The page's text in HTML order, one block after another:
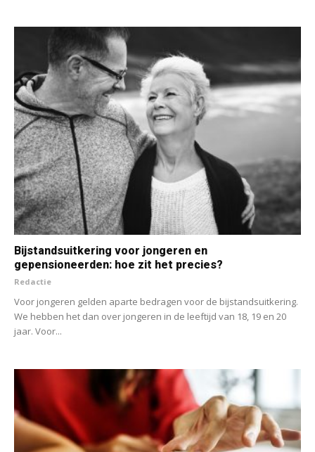
Bijstandsuitkering voor jongeren en
gepensioneerden: hoe zit het precies?
Redactie
Voor jongeren gelden aparte bedragen voor de bijstandsuitkering.
We hebben het dan over jongeren in de leeftijd van 18, 19 en 20
jaar. Voor...